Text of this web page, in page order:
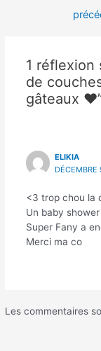
1 réflexion
de
gâteaux
ELIKIA
<3 trop chou la
Un baby
Super Fany a
Merci ma co
Les commentaires